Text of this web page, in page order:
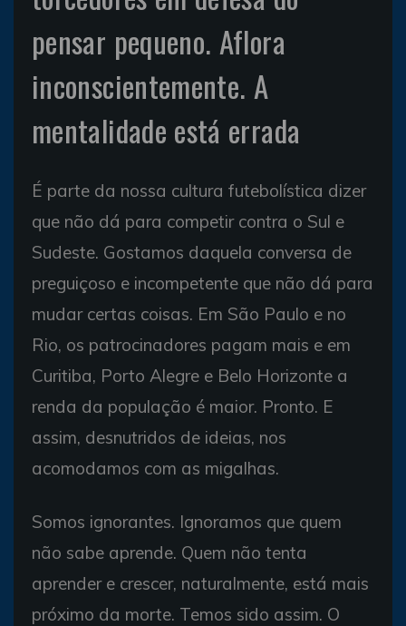
pensar pequeno. Aflora
inconscientemente. A
mentalidade está errada
É parte da nossa cultura futebolística dizer
que não dá para competir contra o Sul e
Sudeste. Gostamos daquela conversa de
preguiçoso e incompetente que não dá para
mudar certas coisas. Em São Paulo e no
Rio, os patrocinadores pagam mais e em
Curitiba, Porto Alegre e Belo Horizonte a
renda da população é maior. Pronto. E
assim, desnutridos de ideias, nos
acomodamos com as migalhas.
Somos ignorantes. Ignoramos que quem
não sabe aprende. Quem não tenta
aprender e crescer, naturalmente, está mais
próximo da morte. Temos sido assim. O